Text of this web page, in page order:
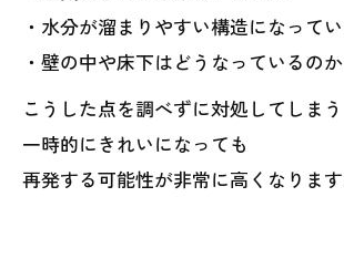
・水分が溜まりやすい構造になって
・壁の中や床下はどうなっているのか
こうした点を調べずに対処してしまう
一時的にきれいになっても
再発する可能性が非常に高くなります